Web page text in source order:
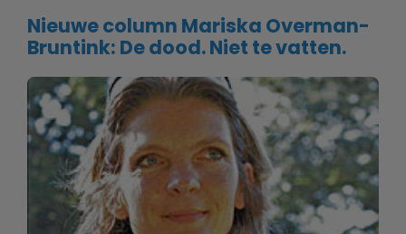
Nieuwe column Mariska Overman-
Bruntink: De dood. Niet te vatten.